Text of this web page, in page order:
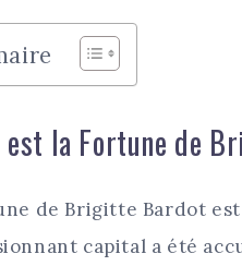
est la Fortune de
de Brigitte Bardot
capital a été